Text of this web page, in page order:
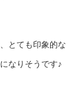
とても印象的な
なりそうです♪